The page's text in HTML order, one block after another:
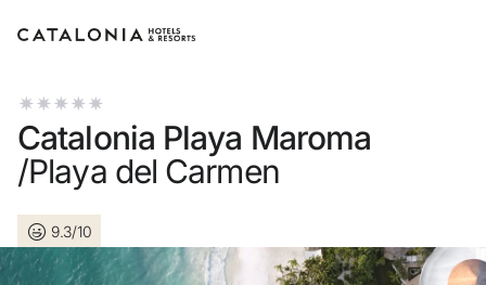
Accedi al tuo account
Hai dimenticato la password?
Catalonia Playa Maroma
/Playa del Carmen
9.3/10